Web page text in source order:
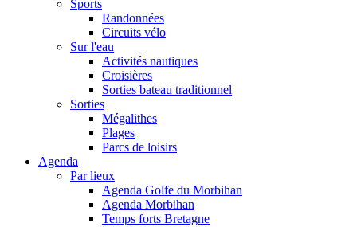
Sports
Randonnées
Circuits vélo
Sur l'eau
Activités nautiques
Croisières
Sorties bateau traditionnel
Sorties
Mégalithes
Plages
Parcs de loisirs
Agenda
Par lieux
Agenda Golfe du Morbihan
Agenda Morbihan
Temps forts Bretagne